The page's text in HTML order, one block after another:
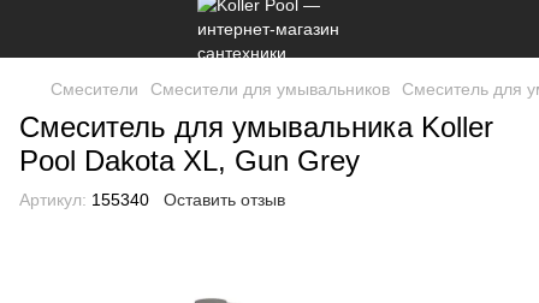
Смесители Смесители для умывальников Смеситель для
Смеситель для умывальника Koller
Pool Dakota XL, Gun Grey
Артикул: 155340 Оставить отзыв